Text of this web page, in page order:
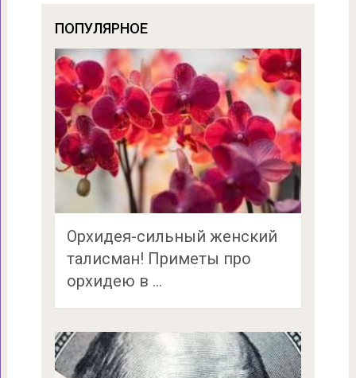
ПОПУЛЯРНОЕ
Орхидея-сильный женский
талисман! Приметы про
орхидею в …